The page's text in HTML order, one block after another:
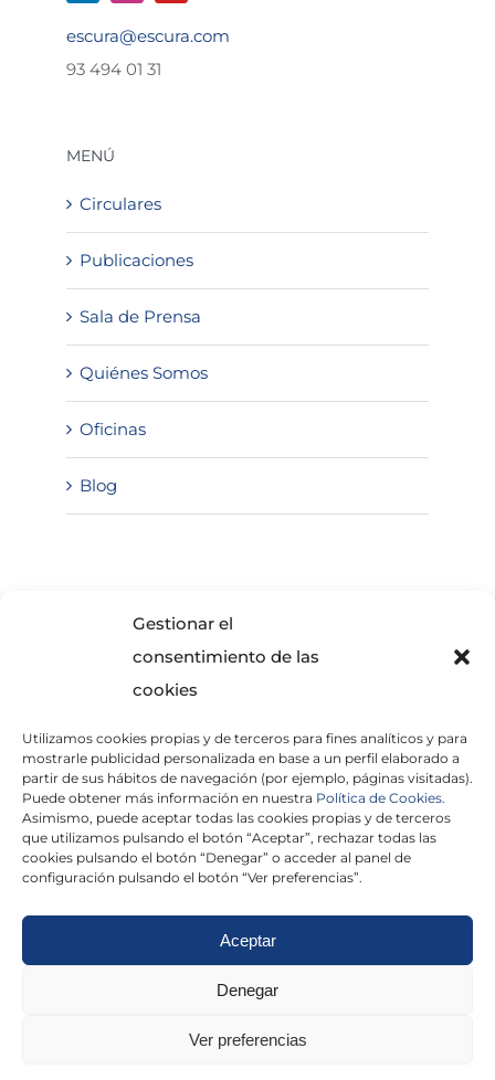
Gestionar el
consentimiento de las
cookies
Utilizamos cookies propias y de terceros para fines analíticos y para
mostrarle publicidad personalizada en base a un perfil elaborado a
partir de sus hábitos de navegación (por ejemplo, páginas visitadas).
Puede obtener más información en nuestra Política de Cookies.
Asimismo, puede aceptar todas las cookies propias y de terceros
que utilizamos pulsando el botón “Aceptar”, rechazar todas las
cookies pulsando el botón “Denegar” o acceder al panel de
configuración pulsando el botón “Ver preferencias”.
Aceptar
Denegar
Ver preferencias
escura@escura.com
93 494 01 31
MENÚ
Circulares
Publicaciones
Sala de Prensa
Quiénes Somos
Oficinas
Blog
He leído y acepto laPolítica de Privacidad
Politica de cookies|Aviso Legal
Madrid|Tarragona